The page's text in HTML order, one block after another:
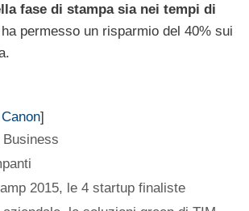
fase di stampa sia nei tempi di
permesso un risparmio del 40% sui
Canon]
Business
2015, le 4 startup finaliste